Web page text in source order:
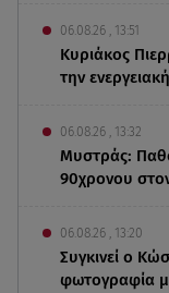
06.08.26 , 13:51
Κυριάκος
την
06.08.26 , 13:32
Μυστράς:
90χρονου
06.08.26 , 13:20
Συγκινεί ο
φωτογραφία